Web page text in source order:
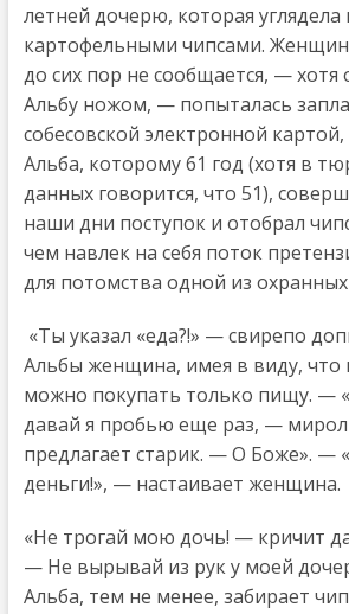
летней дочерю, которая углядела
картофельными чипсами.
до сих пор не сообщается, — хотя
Альбу ножом, — попыталась
собесовской электронной
Альба, которому 61 год (хотя в
данных говорится, что 51),
наши дни поступок и отобрал
чем навлек на себя поток
для потомства одной из
«Ты указал «еда?!» — свирепо
Альбы женщина, имея в виду, что
можно покупать только пищу. —
давай я пробью еще раз, —
предлагает старик. — О Боже». —
деньги!», — настаивает женщина.
«Не трогай мою дочь! — кричит
— Не вырывай из рук у моей
Альба, тем не менее, забирает